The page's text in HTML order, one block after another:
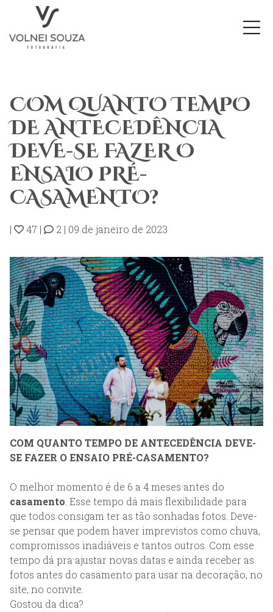
COM QUANTO TEMPO
DE ANTECEDÊNCIA
DEVE-SE FAZER O
ENSAIO PRÉ-
CASAMENTO?
| 47 | 2 | 09 de janeiro de 2023
COM QUANTO TEMPO DE ANTECEDÊNCIA DEVE-
SE FAZER O ENSAIO PRÉ-CASAMENTO?
O melhor momento é de 6 a 4 meses antes do
casamento . Esse tempo dá mais flexibilidade para
que todos consigam ter as tão sonhadas fotos. Deve-
se pensar que podem haver imprevistos como chuva,
compromissos inadiáveis e tantos outros. Com esse
tempo dá pra ajustar novas datas e ainda receber as
fotos antes do casamento para usar na decoração, no
site, no convite.
Gostou da dica?